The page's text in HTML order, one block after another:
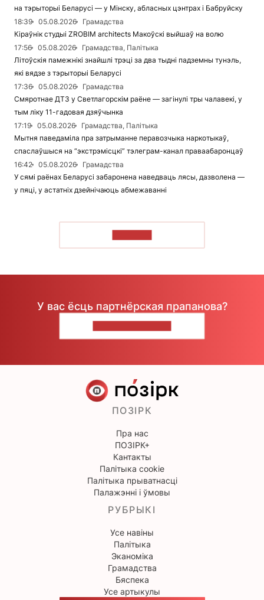
на тэрыторыі Беларусі — у Мінску, абласных цэнтрах і Бабруйску
18:39
05.08.2026
Грамадства
Кіраўнік студыі ZROBIM architects Макоўскі выйшаў на волю
17:56
05.08.2026
Грамадства, Палітыка
Літоўскія памежнікі знайшлі трэці за два тыдні падземны тунэль,
які вядзе з тэрыторыі Беларусі
17:36
05.08.2026
Грамадства
Смяротнае ДТЗ у Светлагорскім раёне — загінулі тры чалавекі, у
тым ліку 11-гадовая дзяўчынка
17:19
05.08.2026
Грамадства, Палітыка
Мытня паведаміла пра затрыманне перавозчыка наркотыкаў,
спаслаўшыся на “экстрэмісцкі” тэлеграм-канал праваабаронцаў
16:42
05.08.2026
Грамадства
У сямі раёнах Беларусі забаронена наведваць лясы, дазволена —
у пяці, у астатніх дзейнічаюць абмежаванні
У вас ёсць партнёрская прапанова?
ПОЗІРК
Пра нас
ПОЗІРК+
Кантакты
Палітыка cookie
Палітыка прыватнасці
Палажэнні і ўмовы
РУБРЫКІ
Усе навіны
Палітыка
Эканоміка
Грамадства
Бяспека
Усе артыкулы